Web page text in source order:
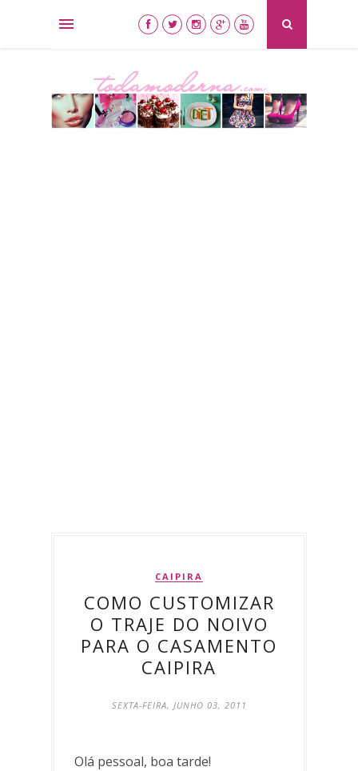
CAIPIRA
COMO CUSTOMIZAR
O TRAJE DO NOIVO
PARA O CASAMENTO
CAIPIRA
SEXTA-FEIRA, JUNHO 03, 2011
Olá pessoal, boa tarde!